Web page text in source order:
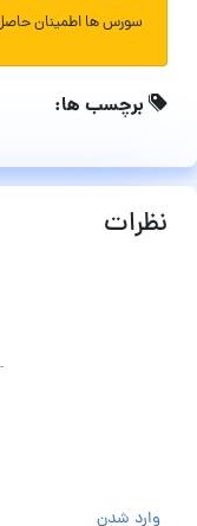
سورس ها اطمینان
برچسب ها:
نظرات
وارد شدن